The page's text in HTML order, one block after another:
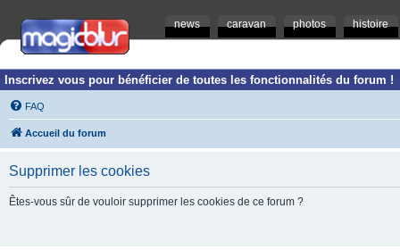
news caravan photos histoire
Inscrivez vous pour bénéficier de toutes les fonctionnalités du forum !
FAQ
Accueil du forum
Supprimer les cookies
Êtes-vous sûr de vouloir supprimer les cookies de ce forum ?